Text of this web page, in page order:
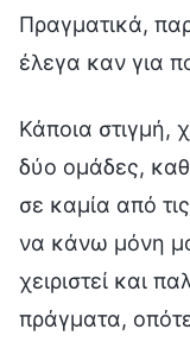
Πραγματικά,
έλεγα καν για
Κάποια στιγμή,
δύο ομάδες,
σε καμία από
να κάνω μόνη
χειριστεί και
πράγματα,